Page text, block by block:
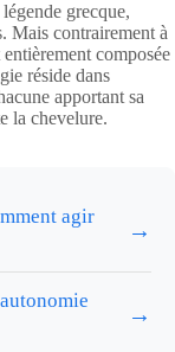
grecque,
Mais contrairement à
composée
réside dans
apportant sa
la chevelure.
agir
→
→